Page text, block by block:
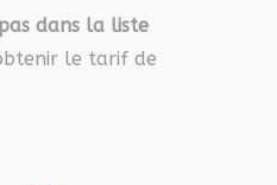
dans la liste
le tarif de